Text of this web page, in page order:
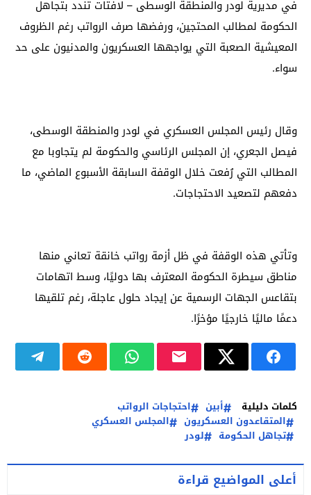
في مديرية لودر والمنطقة الوسطى – لافتات تندد بتجاهل
الحكومة لمطالب المحتجين، ورفضها صرف الرواتب رغم الظروف
المعيشية الصعبة التي يواجهها العسكريون والمدنيون على حد
سواء.
وقال رئيس المجلس العسكري في لودر والمنطقة الوسطى،
فيصل الجعري، إن المجلس الرئاسي والحكومة لم يتجاوبا مع
المطالب التي رُفعت خلال الوقفة السابقة الأسبوع الماضي، ما
دفعهم لتصعيد الاحتجاجات.
وتأتي هذه الوقفة في ظل أزمة رواتب خانقة تعاني منها
مناطق سيطرة الحكومة المعترف بها دوليًا، وسط اتهامات
بتقاعس الجهات الرسمية عن إيجاد حلول عاجلة، رغم تلقيها
دعمًا ماليًا خارجيًا مؤخرًا.
كلمات دليلية أبين
احتجاجات الرواتب
المتقاعدون العسكريون
المجلس العسكري
تجاهل الحكومة
لودر
أعلى المواضيع قراءة